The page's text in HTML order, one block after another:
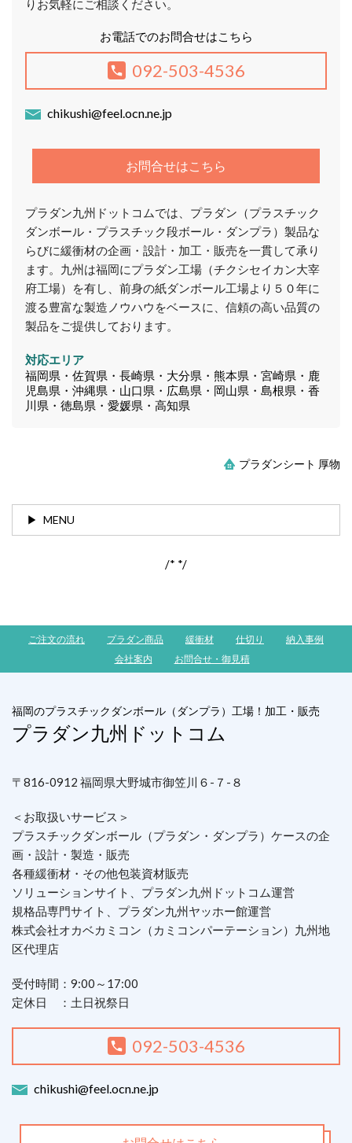
りお気軽にご相談ください。
お電話でのお問合せはこちら
092-503-4536
chikushi@feel.ocn.ne.jp
お問合せはこちら
プラダン九州ドットコムでは、プラダン（プラスチック
ダンボール・プラスチック段ボール・ダンプラ）製品な
らびに緩衝材の企画・設計・加工・販売を一貫して承り
ます。九州は福岡にプラダン工場（チクシセイカン大宰
府工場）を有し、前身の紙ダンボール工場より５０年に
渡る豊富な製造ノウハウをベースに、信頼の高い品質の
製品をご提供しております。
対応エリア
福岡県・佐賀県・長崎県・大分県・熊本県・宮崎県・鹿
児島県・沖縄県・山口県・広島県・岡山県・島根県・香
川県・徳島県・愛媛県・高知県
プラダンシート 厚物
MENU
/* */
ご注文の流れ プラダン商品 緩衝材 仕切り
納入事例
会社案内
お問合せ・御見積
福岡のプラスチックダンボール（ダンプラ）工場！加工・販売
プラダン九州ドットコム
〒816-0912 福岡県大野城市御笠川６-７-８
＜お取扱いサービス＞
プラスチックダンボール（プラダン・ダンプラ）ケースの企
画・設計・製造・販売
各種緩衝材・その他包装資材販売
ソリューションサイト、プラダン九州ドットコム運営
規格品専門サイト、プラダン九州ヤッホー館運営
株式会社オカベカミコン（カミコンパーテーション）九州地
区代理店
受付時間：9:00～17:00
定休日 ：土日祝祭日
092-503-4536
chikushi@feel.ocn.ne.jp